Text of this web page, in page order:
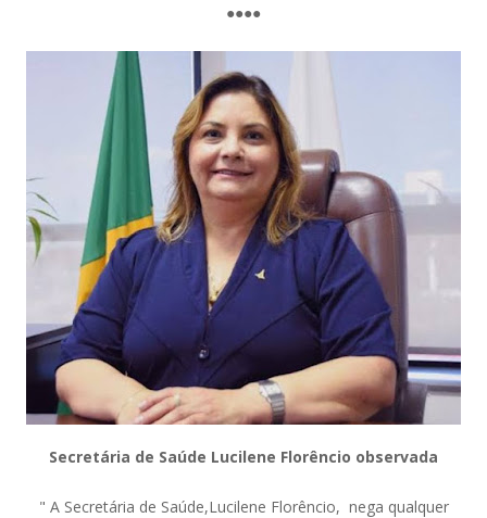
●●●●
Secretária de Saúde Lucilene Florêncio observada
" A Secretária de Saúde,Lucilene Florêncio, nega qualquer